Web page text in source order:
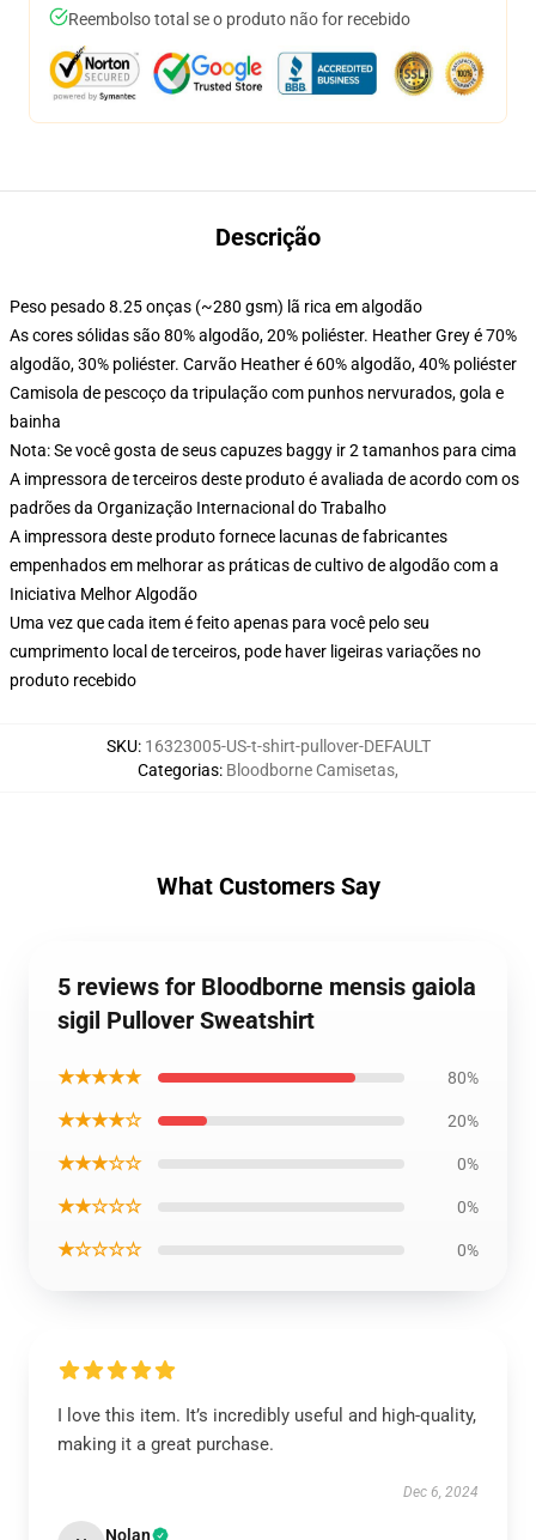
Reembolso total se o produto não for recebido
Descrição
Peso pesado 8.25 onças (~280 gsm) lã rica em algodão
As cores sólidas são 80% algodão, 20% poliéster. Heather Grey é 70%
algodão, 30% poliéster. Carvão Heather é 60% algodão, 40% poliéster
Camisola de pescoço da tripulação com punhos nervurados, gola e
bainha
Nota: Se você gosta de seus capuzes baggy ir 2 tamanhos para cima
A impressora de terceiros deste produto é avaliada de acordo com os
padrões da Organização Internacional do Trabalho
A impressora deste produto fornece lacunas de fabricantes
empenhados em melhorar as práticas de cultivo de algodão com a
Iniciativa Melhor Algodão
Uma vez que cada item é feito apenas para você pelo seu
cumprimento local de terceiros, pode haver ligeiras variações no
produto recebido
SKU: 16323005-US-t-shirt-pullover-DEFAULT
Categorias: Bloodborne Camisetas,
What Customers Say
5 reviews for Bloodborne mensis gaiola
sigil Pullover Sweatshirt
★★★★★ 80%
★★★★☆ 20%
★★★☆☆ 0%
★★☆☆☆ 0%
★☆☆☆☆ 0%
I love this item. It’s incredibly useful and high-quality,
making it a great purchase.
Dec 6, 2024
Nolan